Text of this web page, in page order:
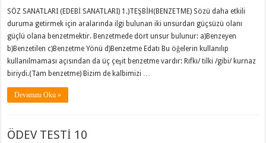
SÖZ SANATLARI (EDEBİ SANATLARI) 1.)TEŞBİH(BENZETME) Sözü daha etkili
duruma getirmek için aralarında ilgi bulunan iki unsurdan güçsüzü olanı
güçlü olana benzetmektir. Benzetmede dört unsur bulunur: a)Benzeyen
b)Benzetilen c)Benzetme Yönü d)Benzetme Edatı Bu öğelerin kullanılıp
kullanılmaması açısından da üç çeşit benzetme vardır: Rıfkı/ tilki /gibi/ kurnaz
biriydi.(Tam benzetme) Bizim de kalbimizi …
Devamını Oku »
ÖDEV TESTİ 10